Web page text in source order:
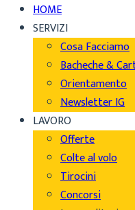
HOME
SERVIZI
Cosa Facciamo
Bacheche &
Orientamento
Newsletter IG
LAVORO
Offerte
Colte al volo
Tirocini
Concorsi